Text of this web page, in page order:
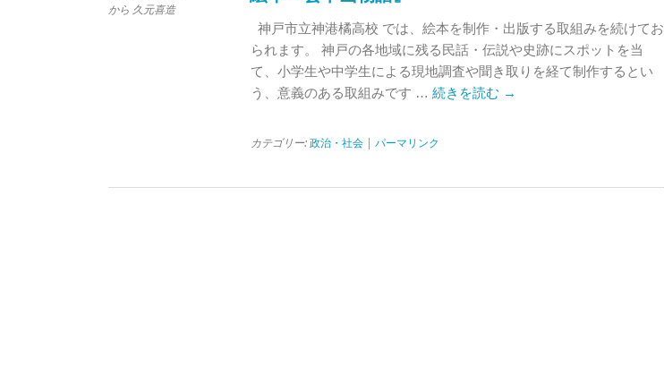
から 久元喜造
神戸市立神港橘高校 では、絵本を制作・出版する取組みを続けてお
られます。 神戸の各地域に残る民話・伝説や史跡にスポットを当
て、小学生や中学生による現地調査や聞き取りを経て制作するとい
う、意義のある取組みです … 続きを読む →
カテゴリー: 政治・社会| パーマリンク